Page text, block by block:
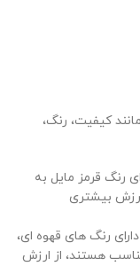
کیفیت، رنگ،
رنگ قرمز مایل به
بیشتری
رنگ های قهوه ای،
هستند، از ارزش